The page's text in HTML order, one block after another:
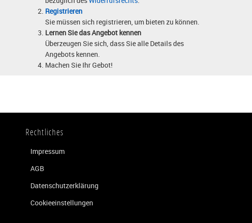
Registrieren
Sie müssen sich registrieren, um bieten zu können.
Lernen Sie das Angebot kennen
Überzeugen Sie sich, dass Sie alle Details des
Angebots kennen.
Machen Sie Ihr Gebot!
Rechtliches
Impressum
AGB
Datenschutzerklärung
Cookieeinstellungen